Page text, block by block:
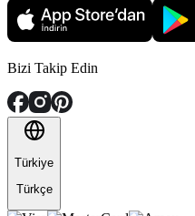
Bizi Takip Edin
Türkiye
Türkçe